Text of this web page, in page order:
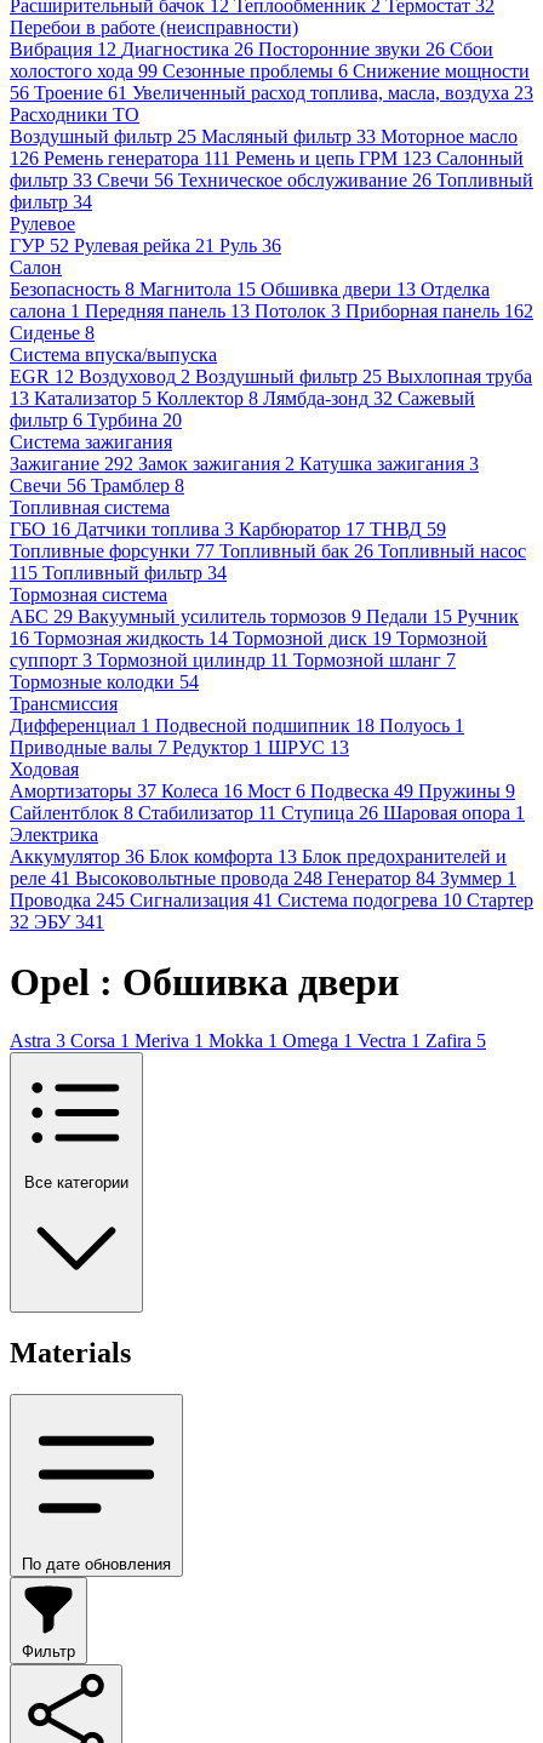
Расширительный бачок 12 Теплообменник 2 Термостат 32
Перебои в работе (неисправности)
Вибрация 12 Диагностика 26 Посторонние звуки 26 Сбои
холостого хода 99 Сезонные проблемы 6 Снижение мощности
56 Троение 61 Увеличенный расход топлива, масла, воздуха 23
Расходники ТО
Воздушный фильтр 25 Масляный фильтр 33 Моторное масло
126 Ремень генератора 111 Ремень и цепь ГРМ 123 Салонный
фильтр 33 Свечи 56 Техническое обслуживание 26 Топливный
фильтр 34
Рулевое
ГУР 52 Рулевая рейка 21 Руль 36
Салон
Безопасность 8 Магнитола 15 Обшивка двери 13 Отделка
салона 1 Передняя панель 13 Потолок 3 Приборная панель 162
Сиденье 8
Система впуска/выпуска
EGR 12 Воздуховод 2 Воздушный фильтр 25 Выхлопная труба
13 Катализатор 5 Коллектор 8 Лямбда-зонд 32 Сажевый
фильтр 6 Турбина 20
Система зажигания
Зажигание 292 Замок зажигания 2 Катушка зажигания 3
Свечи 56 Трамблер 8
Топливная система
ГБО 16 Датчики топлива 3 Карбюратор 17 ТНВД 59
Топливные форсунки 77 Топливный бак 26 Топливный насос
115 Топливный фильтр 34
Тормозная система
АБС 29 Вакуумный усилитель тормозов 9 Педали 15 Ручник
16 Тормозная жидкость 14 Тормозной диск 19 Тормозной
суппорт 3 Тормозной цилиндр 11 Тормозной шланг 7
Тормозные колодки 54
Трансмиссия
Дифференциал 1 Подвесной подшипник 18 Полуось 1
Приводные валы 7 Редуктор 1 ШРУС 13
Ходовая
Амортизаторы 37 Колеса 16 Мост 6 Подвеска 49 Пружины 9
Сайлентблок 8 Стабилизатор 11 Ступица 26 Шаровая опора 1
Электрика
Аккумулятор 36 Блок комфорта 13 Блок предохранителей и
реле 41 Высоковольтные провода 248 Генератор 84 Зуммер 1
Проводка 245 Сигнализация 41 Система подогрева 10 Стартер
32 ЭБУ 341
Opel : Обшивка двери
Astra 3 Corsa 1 Meriva 1 Mokka 1 Omega 1 Vectra 1 Zafira 5
Все категории
Materials
По дате обновления
Фильтр